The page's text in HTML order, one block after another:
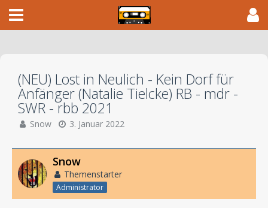
(NEU) Lost in Neulich - Kein Dorf für
Anfänger (Natalie Tielcke) RB - mdr -
SWR - rbb 2021
Snow 3. Januar 2022
Snow
Themenstarter
Administrator